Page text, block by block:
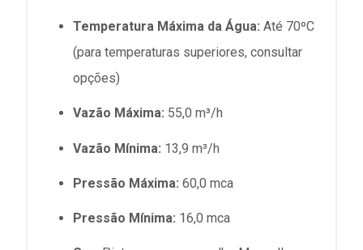
Temperatura Máxima da Água: Até 70ºC
(para temperaturas superiores, consultar
opções)
Vazão Máxima: 55,0 m³/h
Vazão Mínima: 13,9 m³/h
Pressão Máxima: 60,0 mca
Pressão Mínima: 16,0 mca